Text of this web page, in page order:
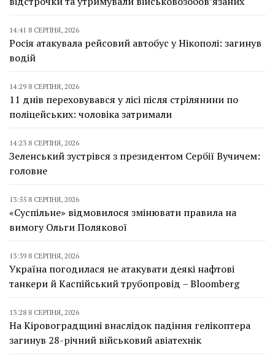
14:41 8 СЕРПНЯ, 2026
Росія атакувала рейсовий автобус у Нікополі: загинув
водій
14:29 8 СЕРПНЯ, 2026
11 днів переховувався у лісі після стрілянини по
поліцейських: чоловіка затримали
14:23 8 СЕРПНЯ, 2026
Зеленський зустрівся з президентом Сербії Вучичем:
головне
13:55 8 СЕРПНЯ, 2026
«Суспільне» відмовилося змінювати правила на
вимогу Ольги Полякової
13:39 8 СЕРПНЯ, 2026
Україна погодилася не атакувати деякі нафтові
танкери й Каспійський трубопровід – Bloomberg
13:28 8 СЕРПНЯ, 2026
На Кіровоградщині внаслідок падіння гелікоптера
загинув 28-річний військовий авіатехнік